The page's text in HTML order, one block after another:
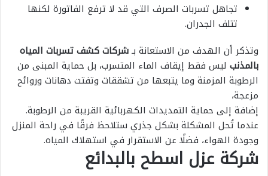
تجاهل تسربات الصرف التي قد لا ترفع الفاتورة لكنها
تتلف الجدران.
وتذكر أن الهدف من الاستعانة بـشركات كشف تسربات المياه
بالمذنب ليس فقط إيقاف الماء المتسرب، بل حماية المبنى من
الرطوبة المزمنة وما يتبعها من تشققات وتفتت دهانات وروائح
مزعجة،
إضافة إلى حماية التمديدات الكهربائية القريبة من الرطوبة.
عندما تُحل المشكلة بشكل جذري ستلاحظ فرقًا في راحة المنزل
وجودة الهواء، فضلًا عن الاستقرار في استهلاك المياه.
شركة عزل اسطح بالبدائع